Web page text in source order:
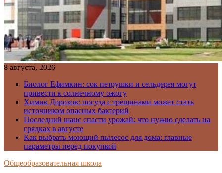
8 августа, 2026
Биолог Ефимкин: сок петрушки и сельдерея могут
привести к солнечному ожогу
Химик Дорохов: посуда с трещинами может стать
источником опасных бактерий
Последний шанс спасти урожай: что нужно сделать на
грядках в августе
Как выбрать моющий пылесос для дома: главные
параметры перед покупкой
Общеобразовательная школа